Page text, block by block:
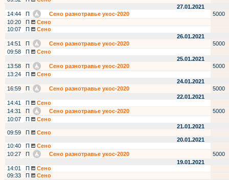
27.01.2021
14:44
П Сено разнотравье укос-2020
5000
10:20
П
Сено
10:07
П
Сено
26.01.2021
14:51
П Сено разнотравье укос-2020
5000
09:58
П
Сено
25.01.2021
13:58
П Сено разнотравье укос-2020
5000
13:24
П
Сено
24.01.2021
16:59
П Сено разнотравье укос-2020
5000
22.01.2021
14:41
П
Сено
14:31
П Сено разнотравье укос-2020
5000
10:07
П
Сено
21.01.2021
09:59
П
Сено
20.01.2021
10:40
П
Сено
10:27
П Сено разнотравье укос-2020
5000
19.01.2021
14:01
П
Сено
09:33
П
Сено